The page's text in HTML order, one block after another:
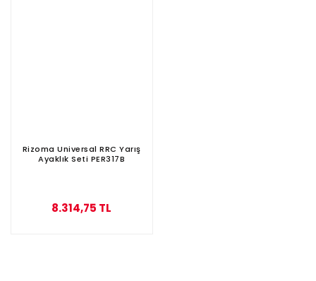
Rizoma Universal RRC Yarış
Ayaklık Seti PER317B
8.314,75 TL